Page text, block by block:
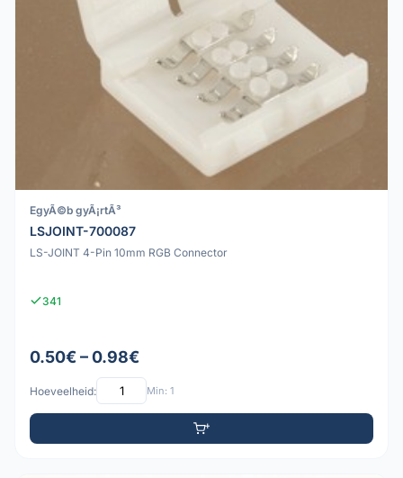
EgyÃ©b gyÃ¡rtÃ³
LSJOINT-700087
LS-JOINT 4-Pin 10mm RGB Connector
341
0.50€ – 0.98€
Hoeveelheid: Min: 1